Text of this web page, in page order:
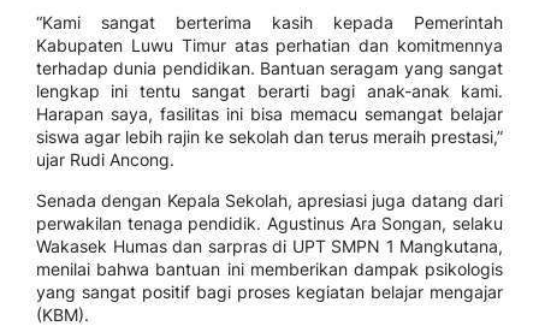
“Kami sangat berterima kasih kepada Pemerintah
Kabupaten Luwu Timur atas perhatian dan komitmennya
terhadap dunia pendidikan. Bantuan seragam yang sangat
lengkap ini tentu sangat berarti bagi anak-anak kami.
Harapan saya, fasilitas ini bisa memacu semangat belajar
siswa agar lebih rajin ke sekolah dan terus meraih prestasi,”
ujar Rudi Ancong.
Senada dengan Kepala Sekolah, apresiasi juga datang dari
perwakilan tenaga pendidik. Agustinus Ara Songan, selaku
Wakasek Humas dan sarpras di UPT SMPN 1 Mangkutana,
menilai bahwa bantuan ini memberikan dampak psikologis
yang sangat positif bagi proses kegiatan belajar mengajar
(KBM).